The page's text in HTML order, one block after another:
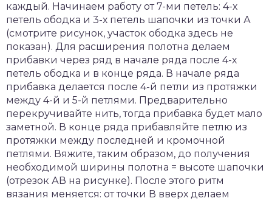
каждый. Начинаем работу от 7-ми петель: 4-х
петель ободка и 3-х петель шапочки из точки А
(смотрите рисунок, участок ободка здесь не
показан). Для расширения полотна делаем
прибавки через ряд в начале ряда после 4-х
петель ободка и в конце ряда. В начале ряда
прибавка делается после 4-й петли из протяжки
между 4-й и 5-й петлями. Предварительно
перекручивайте нить, тогда прибавка будет мало
заметной. В конце ряда прибавляйте петлю из
протяжки между последней и кромочной
петлями. Вяжите, таким образом, до получения
необходимой ширины полотна = высоте шапочки
(отрезок АВ на рисунке). После этого ритм
вязания меняется: от точки В вверх делаем